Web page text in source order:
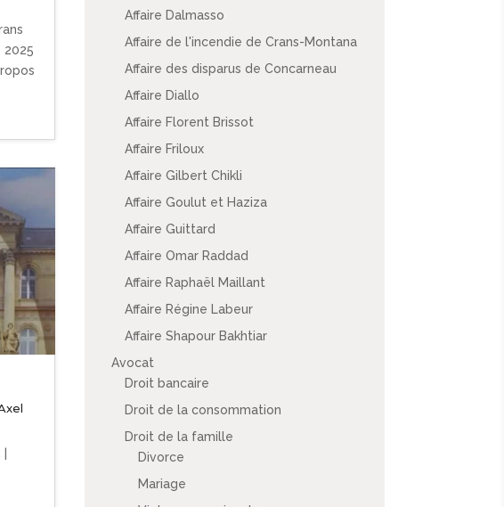
2025
Affaire Dalmasso
Affaire de l'incendie de Crans-Montana
Affaire des disparus de Concarneau
Affaire Diallo
Affaire Florent Brissot
Affaire Friloux
Affaire Gilbert Chikli
Affaire Goulut et Haziza
Affaire Guittard
Affaire Omar Raddad
Affaire Raphaël Maillant
Affaire Régine Labeur
Affaire Shapour Bakhtiar
Avocat
Droit bancaire
Droit de la consommation
Droit de la famille
Divorce
Mariage